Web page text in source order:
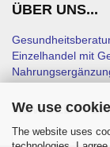
We use
The website uses
ÜBER UNS...
Einzelhandel mit